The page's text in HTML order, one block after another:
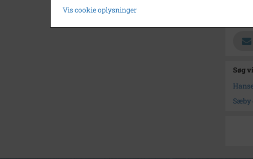
Søg
Sæby
Vis cookie oplysninger